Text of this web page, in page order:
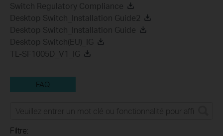
Switch Regulatory Compliance
Desktop Switch_Installation Guide2
Desktop Switch_Installation Guide
Desktop Switch(EU)_IG
TL-SF1005D_V1_IG
FAQ
Filtre: